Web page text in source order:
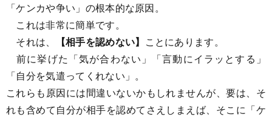
「ケンカや争い」の根本的な原因。
これは非常に簡単です。
それは、
【相手を認めない】 ことにあります。
前に挙げた「気が合わない」「言動にイラッとする」
「自分を気遣ってくれない」。
これらも原因には間違いないかもしれませんが、要は、そ
れも含めて自分が相手を認めてさえしまえば、そこに「ケ